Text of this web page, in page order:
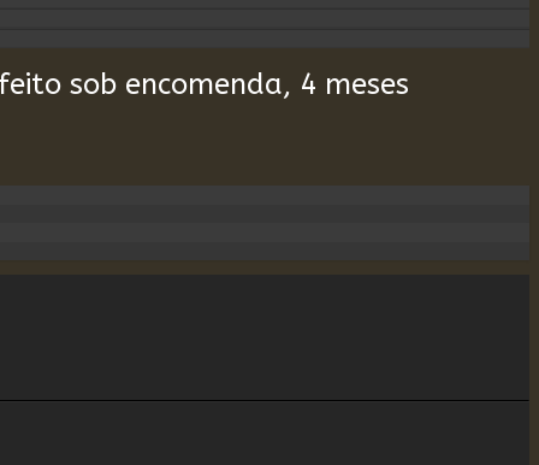
sob encomenda, 4 meses